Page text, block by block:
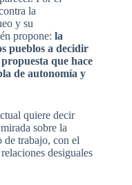
la
y su
propone: la
pueblos a decidir
que hace
de autonomía y
quiere decir
sobre la
de trabajo, con el
desiguales